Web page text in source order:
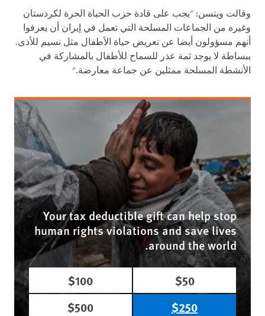
وقالت ويتسن: "يجب على قادة حزب الحياة الحرة لكردستان
وغيره من الجماعات المسلحة التي تعمل في إيران أن يعرفوا
أنهم مسؤولون أيضا عن تعريض حياة الأطفال مثل نسيم للأذى.
ببساطة لا يوجد ثمة عذر للسماح للأطفال بالمشاركة في
الأنشطة المسلحة ممثلين عن جماعة معارضة."
Your tax deductible gift can help stop
human rights violations and save lives
around the world.
$50
$100
$250
$500